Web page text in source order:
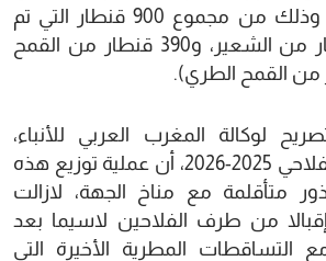
100 فلاح مستفيد وذلك من مجموع 900 قنطار التي تم
توفيرها (380 قنطار من الشعير، و390 قنطار من القمح
لوكالة المغرب العربي للأنباء،
بمناسبة الموسم الفلاحي 2025-2026، أن عملية توزيع هذه
متأقلمة مع مناخ الجهة، لازالت
من طرف الفلاحين لاسيما بعد
التساقطات المطرية الأخيرة التي